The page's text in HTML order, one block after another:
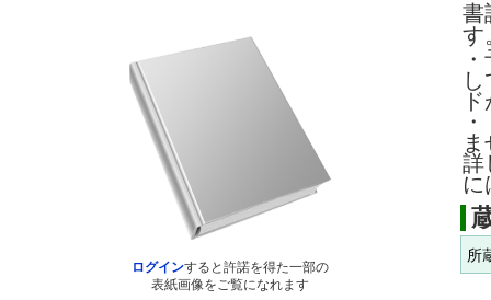
ログインすると許諾を得た一部の
表紙画像をご覧になれます
書
す
詳
に
所